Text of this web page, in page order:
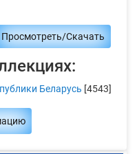
Просмотреть/Скачать
Беларусь [4543]